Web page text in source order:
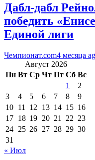
Дабл-дабл
победить
Единой лиги
Чемпионат.com4 месяца
Август 2026
Пн Вт Ср Чт Пт Сб Вс
1
2
3
4 5 6 7 8
9
10 11 12 13 14 15 16
17 18 19 20 21 22 23
24 25 26 27 28 29 30
31
« Июл